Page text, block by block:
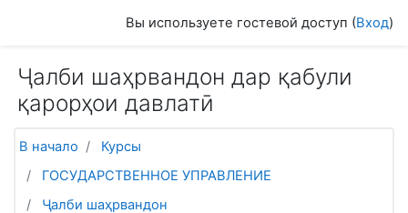
Вы используете гостевой доступ (Вход)
Ҷалби шаҳрвандон дар қабули
қарорҳои давлатӣ
В начало
Курсы
ГОСУДАРСТВЕННОЕ УПРАВЛЕНИЕ
Ҷалби шаҳрвандон